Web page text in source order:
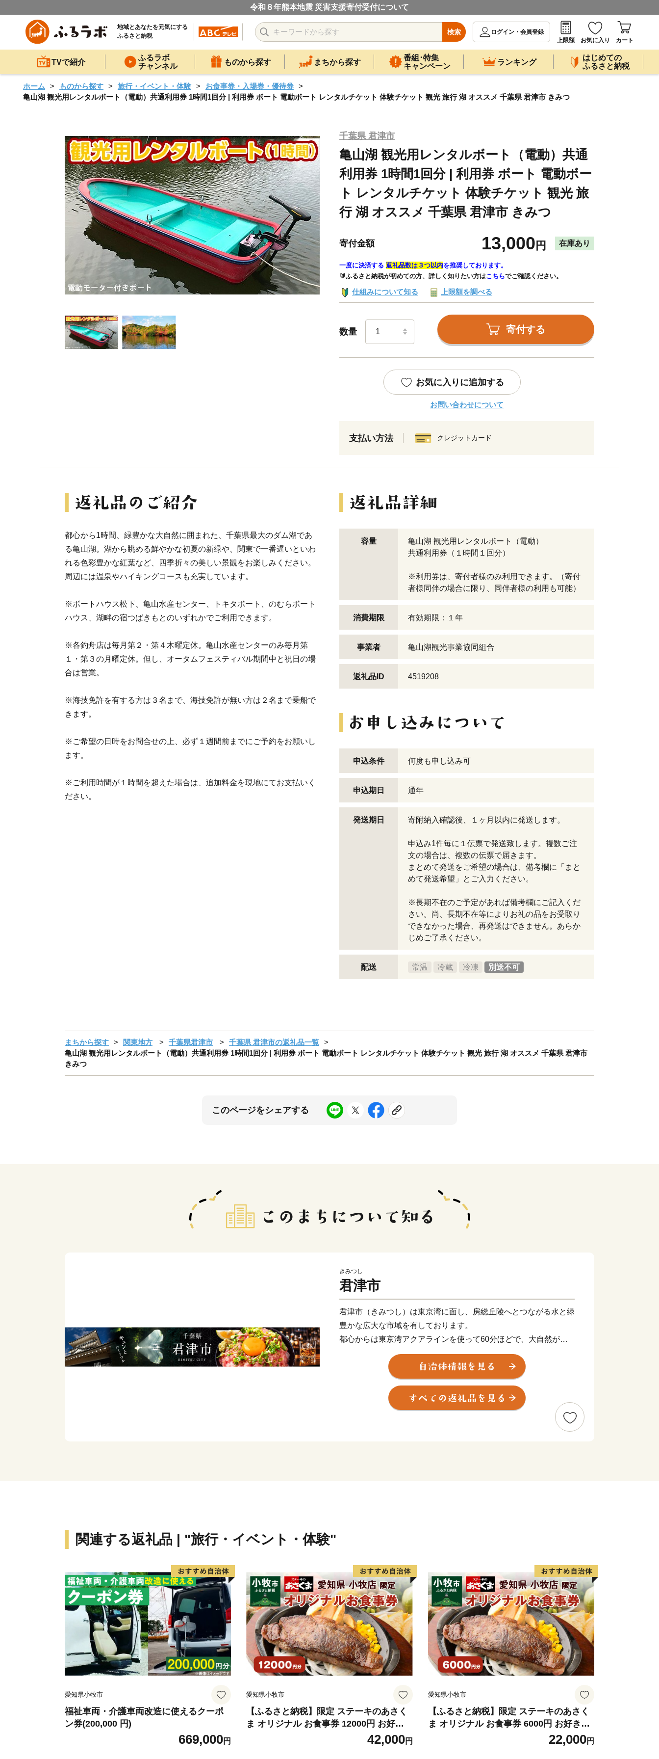
令和８年熊本地震 災害支援寄付受付について
地域とあなたを元気にする
ふるさと納税
検索
ログイン・会員登録
上限額
お気に入り カート
TVで紹介
ふるラボ
チャンネル
ものから探す まちから探す
番組･特集
キャンペーン
ランキング
はじめての
ふるさと納税
ホーム ものから探す 旅行・イベント・体験
お食事券・入場券・優待券
亀山湖 観光用レンタルボート（電動）共通利用券 1時間1回分 | 利用券 ボート 電動ボート レンタルチケット 体験チケット 観光 旅行 湖 オススメ 千葉県 君津市 きみつ
千葉県 君津市
亀山湖 観光用レンタルボート（電動）共通
利用券 1時間1回分 | 利用券 ボート 電動ボー
ト レンタルチケット 体験チケット 観光 旅
行 湖 オススメ 千葉県 君津市 きみつ
寄付金額 13,000 円 在庫あり
一度に決済する 返礼品数は３つ以内を推奨しております。
🔰ふるさと納税が初めての方、詳しく知りたい方はこちらでご確認ください。
仕組みについて知る 上限額を調べる
数量 寄付する
お気に入りに追加する
お問い合わせについて
支払い方法 クレジットカード
都心から1時間、緑豊かな大自然に囲まれた、千葉県最大のダム湖であ
る亀山湖。湖から眺める鮮やかな初夏の新緑や、関東で一番遅いといわ
れる色彩豊かな紅葉など、四季折々の美しい景観をお楽しみください。
周辺には温泉やハイキングコースも充実しています。
※ボートハウス松下、亀山水産センター、トキタボート、のむらボート
ハウス、湖畔の宿つばきもとのいずれかでご利用できます。
※各釣舟店は毎月第２・第４木曜定休。亀山水産センターのみ毎月第
１・第３の月曜定休。但し、オータムフェスティバル期間中と祝日の場
合は営業。
※海技免許を有する方は３名まで、海技免許が無い方は２名まで乗船で
きます。
※ご希望の日時をお問合せの上、必ず１週間前までにご予約をお願いし
ます。
※ご利用時間が１時間を超えた場合は、追加料金を現地にてお支払いく
ださい。
容量
亀山湖 観光用レンタルボート（電動）
共通利用券（１時間１回分）
※利用券は、寄付者様のみ利用できます。（寄付
者様同伴の場合に限り、同伴者様の利用も可能）
消費期限 有効期限：１年
事業者 亀山湖観光事業協同組合
返礼品ID 4519208
申込条件 何度も申し込み可
申込期日 通年
発送期日 寄附納入確認後、１ヶ月以内に発送します。
申込み1件毎に１伝票で発送致します。複数ご注
文の場合は、複数の伝票で届きます。
まとめて発送をご希望の場合は、備考欄に「まと
めて発送希望」とご入力ください。
※長期不在のご予定があれば備考欄にご記入くだ
さい。尚、長期不在等によりお礼の品をお受取り
できなかった場合、再発送はできません。あらか
じめご了承ください。
配送 常温 冷蔵 冷凍 別送不可
まちから探す 関東地方 千葉県君津市
千葉県 君津市の返礼品一覧
亀山湖 観光用レンタルボート（電動）共通利用券 1時間1回分 | 利用券 ボート 電動ボート レンタルチケット 体験チケット 観光 旅行 湖 オススメ 千葉県 君津市
きみつ
このページをシェアする
きみつし
君津市
君津市（きみつし）は東京湾に面し、房総丘陵へとつながる水と緑
豊かな広大な市域を有しております。
都心からは東京湾アクアラインを使って60分ほどで、大自然が広
がり、洞窟から差し込む光が水面に反射しハートの形になることで
有名な広場や、日本画家東山魁夷の「残照」の題材となった山並
み、東日本で一番遅い紅葉が見られるなど、四季折々の絶景を堪能
することができます。
良質な地下水は「平成の名水百選」に千葉県で唯一選ばれ、多くの
FAX 0968-82-8188
営業時間 9：00～18：00
（※土日祝日・年末年始期間休み）
＜メールでのお問合せ＞
kimitsu12@support-bpo.com
※オンラインでのワンストップ特例申請を受付開始
自治体マイページにて【オンラインワンストップ特例申請】ができ
【ワンストップ特例申請書送付先】
〒299-1192
関連する返礼品 | "旅行・イベント・体験"
愛知県小牧市
福祉車両・介護車両改造に使えるクーポ
ン券(200,000 円)
669,000円
愛知県小牧市
【ふるさと納税】限定 ステーキのあさく
ま オリジナル お食事券 12000円 お好き
なメニュー 好きなだけ コーンスープ カレ
ー サラダ プリン ソフトクリーム デザー
42,000円
愛知県小牧市
【ふるさと納税】限定 ステーキのあさく
ま オリジナル お食事券 6000円 お好きな
メニュー 好きなだけ コーンスープ カレー
サラダ プリン ソフトクリーム デザート
22,000円